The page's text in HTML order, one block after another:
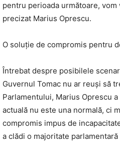
pentru perioada următoare, vom
precizat Marius Oprescu.
O soluție de compromis pentru
Întrebat despre posibilele
Guvernul Tomac nu ar reuși să
Parlamentului, Marius Oprescu
actuală nu este una normală, ci
compromis impus de
a clădi o majoritate parlamentară